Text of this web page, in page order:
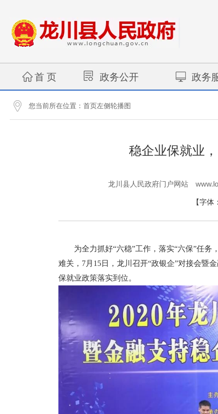
首 页 政务公开 政务
您当前所在位置： 首页左侧轮播图
稳企业保就业
龙川县人民政府门户网站
【字体
为全力抓好“六稳”工作，落实“六保”任务
难关，7月15日，龙川召开“政银企”对接会暨
保就业政策落实到位。